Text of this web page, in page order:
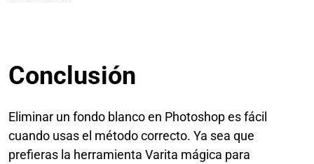
Conclusión
Eliminar un fondo blanco en Photoshop es fácil
cuando usas el método correcto. Ya sea que
prefieras la herramienta Varita mágica para